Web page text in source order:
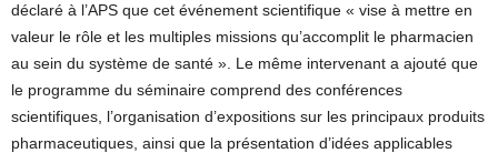
déclaré à l’APS que cet événement scientifique « vise à mettre en
valeur le rôle et les multiples missions qu’accomplit le pharmacien
au sein du système de santé ». Le même intervenant a ajouté que
le programme du séminaire comprend des conférences
scientifiques, l’organisation d’expositions sur les principaux produits
pharmaceutiques, ainsi que la présentation d’idées applicables